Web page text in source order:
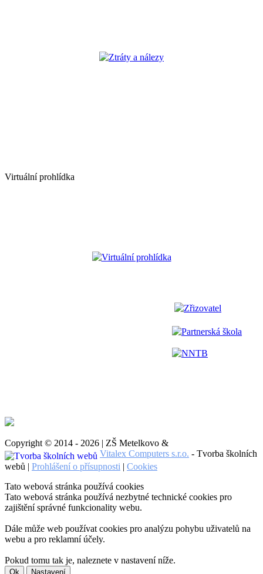
Ztráty a nálezy
Virtuální prohlídka
Virtuální prohlídka
Zřizovatel
Partnerská škola
NNTB
Copyright © 2014 - 2026 | ZŠ Metelkovo &
Vitalex Computers s.r.o. - Tvorba školních
webů | Prohlášení o přísupnosti | Cookies
Tato webová stránka používá cookies
Tato webová stránka používá nezbytné technické cookies pro
zajištění správné funkcionality webu.
Dále může web používat cookies pro analýzu pohybu uživatelů na
webu a pro reklamní účely.
Pokud tomu tak je, naleznete v nastavení níže.
Ok Nastavení